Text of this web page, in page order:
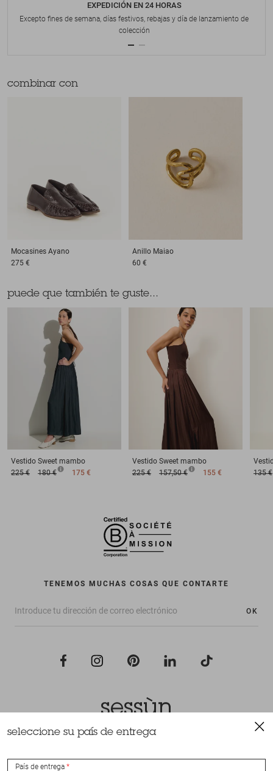
EXPEDICIÓN EN 24 HORAS
Excepto fines de semana, días festivos, rebajas y día de lanzamiento de
colección
combinar con
Mocasines Ayano
275 €
Anillo Maiao
60 €
puede que también te guste...
Vestido Sweet mambo
225 €
180 € 175 €
Vestido Sweet mambo
225 €
157,50 € 155 €
135 €
TENEMOS MUCHAS COSAS QUE CONTARTE
OK
Todos los derechos reservados Sessùn 2022
seleccione su país de entrega
País de entrega